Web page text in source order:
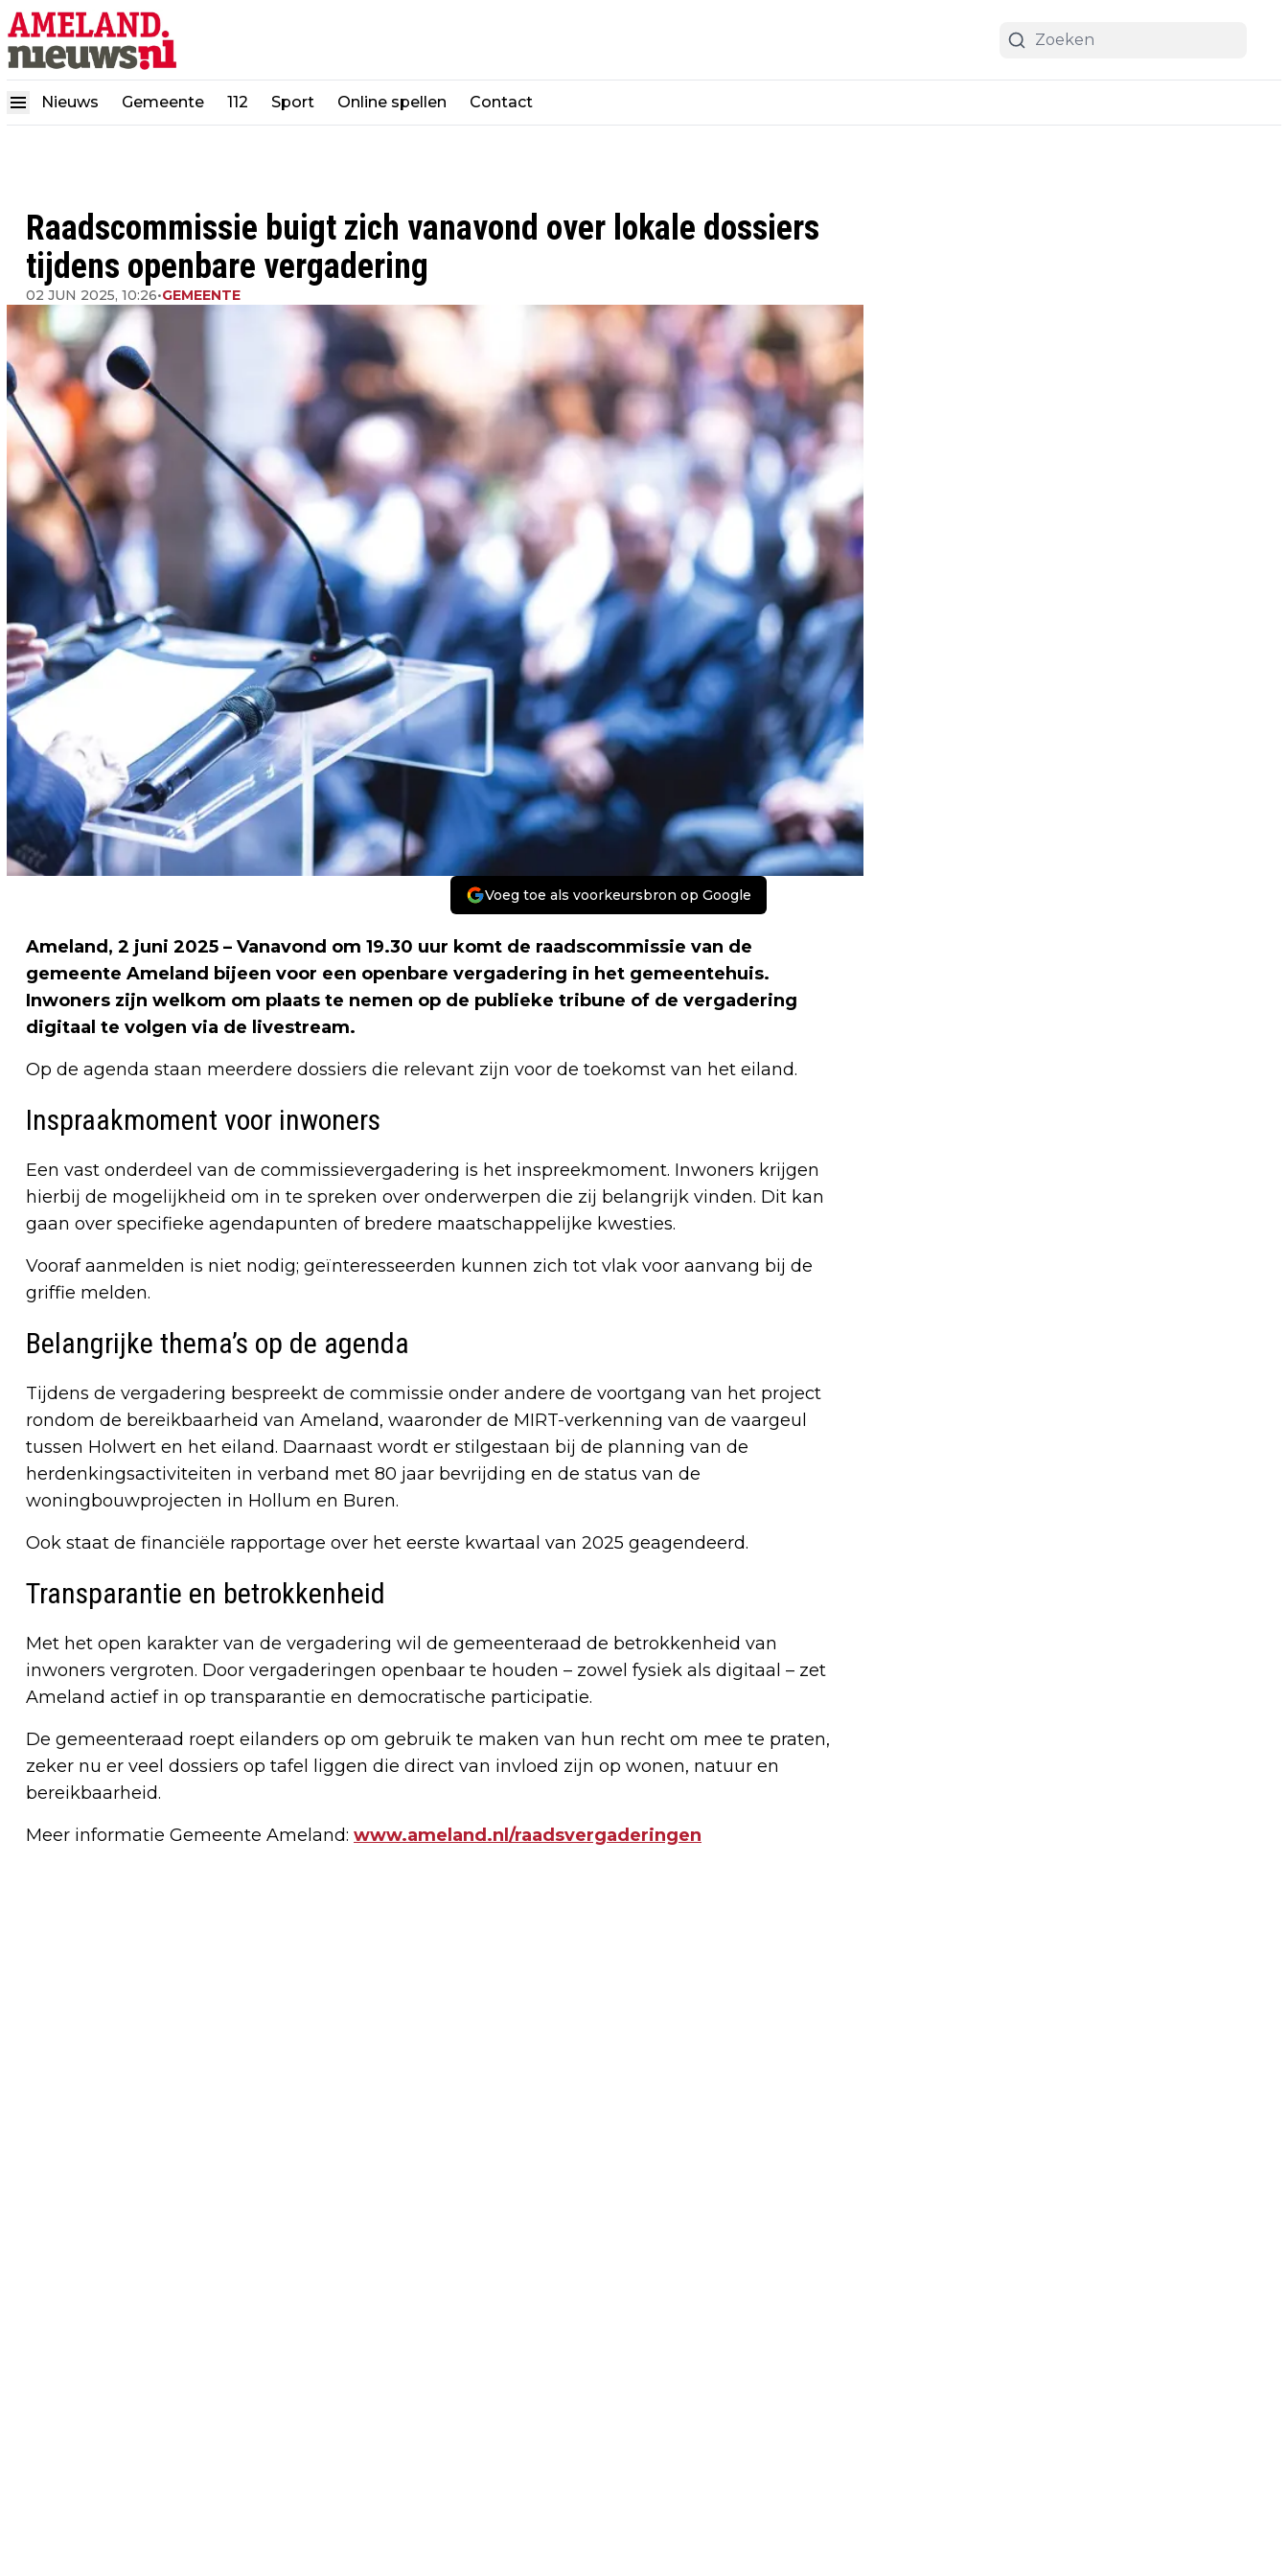
Nieuws Gemeente 112 Sport Online spellen Contact
Raadscommissie buigt zich vanavond over lokale dossiers
tijdens openbare vergadering
02 JUN 2025, 10:26•GEMEENTE
Voeg toe als voorkeursbron op Google
Ameland, 2 juni 2025 – Vanavond om 19.30 uur komt de raadscommissie van de
gemeente Ameland bijeen voor een openbare vergadering in het gemeentehuis.
Inwoners zijn welkom om plaats te nemen op de publieke tribune of de vergadering
digitaal te volgen via de livestream.
Op de agenda staan meerdere dossiers die relevant zijn voor de toekomst van het eiland.
Inspraakmoment voor inwoners
Een vast onderdeel van de commissievergadering is het inspreekmoment. Inwoners krijgen
hierbij de mogelijkheid om in te spreken over onderwerpen die zij belangrijk vinden. Dit kan
gaan over specifieke agendapunten of bredere maatschappelijke kwesties.
Vooraf aanmelden is niet nodig; geïnteresseerden kunnen zich tot vlak voor aanvang bij de
griffie melden.
Belangrijke thema’s op de agenda
Tijdens de vergadering bespreekt de commissie onder andere de voortgang van het project
rondom de bereikbaarheid van Ameland, waaronder de MIRT-verkenning van de vaargeul
tussen Holwert en het eiland. Daarnaast wordt er stilgestaan bij de planning van de
herdenkingsactiviteiten in verband met 80 jaar bevrijding en de status van de
woningbouwprojecten in Hollum en Buren.
Ook staat de financiële rapportage over het eerste kwartaal van 2025 geagendeerd.
Transparantie en betrokkenheid
Met het open karakter van de vergadering wil de gemeenteraad de betrokkenheid van
inwoners vergroten. Door vergaderingen openbaar te houden – zowel fysiek als digitaal – zet
Ameland actief in op transparantie en democratische participatie.
De gemeenteraad roept eilanders op om gebruik te maken van hun recht om mee te praten,
zeker nu er veel dossiers op tafel liggen die direct van invloed zijn op wonen, natuur en
bereikbaarheid.
Meer informatie Gemeente Ameland: www.ameland.nl/raadsvergaderingen